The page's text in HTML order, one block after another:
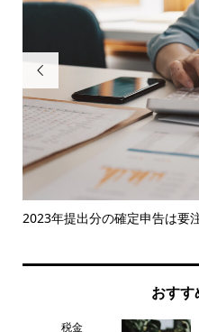

2023年提出分の確定申告は要
おす
税金